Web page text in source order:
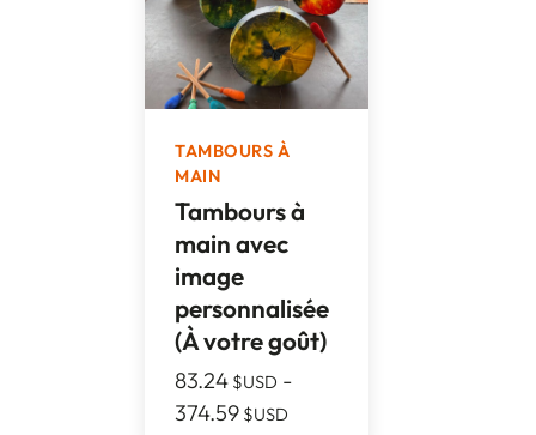
TAMBOURS À
MAIN
Tambours à
main avec
image
personnalisée
(À votre goût)
83.24 $USD -
374.59 $USD